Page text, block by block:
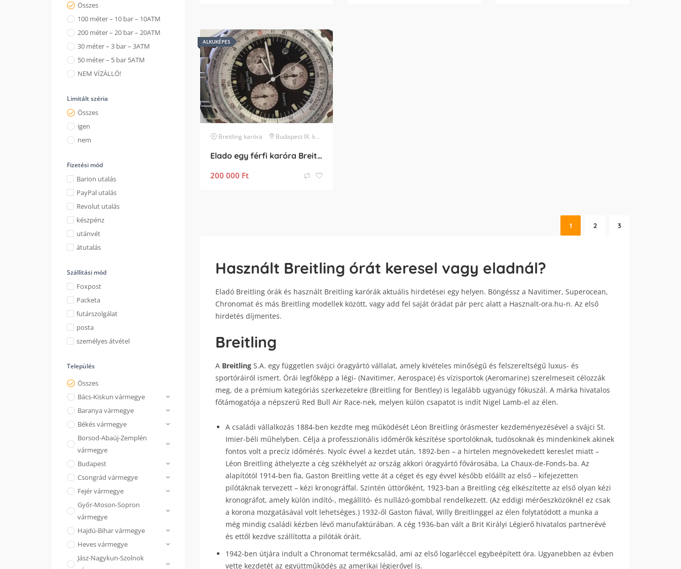
Összes
100 méter – 10 bar – 10ATM
200 méter – 20 bar – 20ATM
30 méter – 3 bar – 3ATM
50 méter – 5 bar 5ATM
NEM VÍZÁLLÓ!
Limitált széria
Összes
igen
nem
Fizetési mód
Barion utalás
PayPal utalás
Revolut utalás
készpénz
utánvét
átutalás
Szállítási mód
Foxpost
Packeta
futárszolgálat
posta
személyes átvétel
Település
Összes
Bács-Kiskun vármegye
Baranya vármegye
Békés vármegye
Borsod-Abaúj-Zemplén
vármegye
Budapest
Csongrád vármegye
Fejér vármegye
Győr-Moson-Sopron
vármegye
Hajdú-Bihar vármegye
Heves vármegye
Jász-Nagykun-Szolnok
ALKUKÉPES
Breitling karóra Budapest IX. kerület
Elado egy férfi karóra Breitlig Jupiter Pilot A59028
200 000 Ft
1 2 3
Használt Breitling órát keresel vagy eladnál?
Eladó Breitling órák és használt Breitling karórák aktuális hirdetései egy helyen. Böngéssz a Navitimer, Superocean,
Chronomat és más Breitling modellek között, vagy add fel saját órádat pár perc alatt a Hasznalt-ora.hu-n. Az első
hirdetés díjmentes.
Breitling
A BreitlingS.A. egy független svájci óragyártó vállalat, amely kivételes minőségű és felszereltségű luxus- és
sportóráiról ismert. Órái legfőképp a légi- (Navitimer, Aerospace) és vízisportok (Aeromarine) szerelmeseit célozzák
meg, de a prémium kategóriás szerkezetekre (Breitling for Bentley) is legalább ugyanúgy fókuszál. A márka hivatalos
főtámogatója a népszerű Red Bull Air Race-nek, melyen külön csapatot is indít Nigel Lamb-el az élen.
A családi vállalkozás 1884-ben kezdte meg működését Léon Breitling órásmester kezdeményezésével a svájci St.
Imier-béli műhelyben. Célja a professzionális időmérők készítése sportolóknak, tudósoknak és mindenkinek akinek
fontos volt a precíz időmérés. Nyolc évvel a kezdet után, 1892-ben – a hirtelen megnövekedett kereslet miatt –
Léon Breitling áthelyezte a cég székhelyét az ország akkori óragyártó fővárosába, La Chaux-de-Fonds-ba. Az
alapítótól 1914-ben fia, Gaston Breitling vette át a céget és egy évvel később előállt az első – kifejezetten
pilótáknak tervezett – kézi kronográffal. Szintén úttörőként, 1923-ban a Breitling cég elkészítette az első olyan kézi
kronográfot, amely külön indító-, megállító- és nullázó-gombbal rendelkezett. (Az eddigi mérőeszközöknél ez csak
a korona mozgatásával volt lehetséges.) 1932-ől Gaston fiával, Willy Breitlinggel az élen folytatódott a munka a
még mindig családi kézben lévő manufaktúrában. A cég 1936-ban vált a Brit Királyi Légierő hivatalos partnerévé
és ettől kezdve szállította a pilóták óráit.
1942-ben útjára indult a Chronomat termékcsalád, ami az első logarléccel egybeépített óra. Ugyanebben az évben
vette kezdetét az együttműködés az amerikai légierővel is.